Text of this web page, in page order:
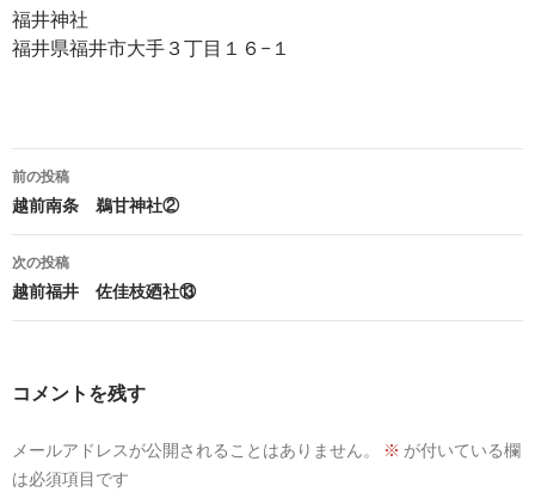
福井神社
福井県福井市大手３丁目１６−１
投
稿
ナ
ビ
ゲ
ョ
前の投稿
越前南条 鵜甘神社②
次の投稿
越前福井 佐佳枝廼社⑬
コメントを残す
メールアドレスが公開されることはありません。 ※ が付いている欄
は必須項目です